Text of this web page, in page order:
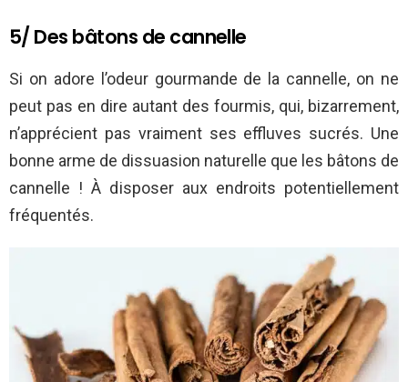
5/ Des bâtons de cannelle
Si on adore l’odeur gourmande de la cannelle, on ne
peut pas en dire autant des fourmis, qui, bizarrement,
n’apprécient pas vraiment ses effluves sucrés. Une
bonne arme de dissuasion naturelle que les bâtons de
cannelle ! À disposer aux endroits potentiellement
fréquentés.